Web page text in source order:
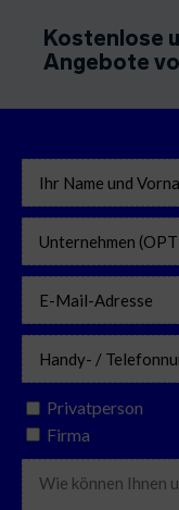
Kostenlose
Angebote